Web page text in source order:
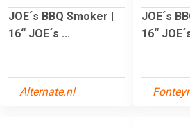
JOE´s BBQ Smoker |
16“ JOE´s ...
Alternate.nl
JOE´s
16“